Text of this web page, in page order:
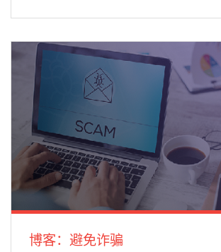
博客：避免诈骗